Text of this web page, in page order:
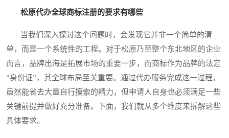
松原代办全球商标注册的要求有哪些
当我们深入探讨这个问题时，会发现它并非一个简单的清
单，而是一个系统性的工程。对于松原乃至整个东北地区的企业
而言，品牌出海是拓展市场的重要一步，而商标作为品牌的法定
“身份证”，其全球布局至关重要。通过代办服务完成这一过程，
虽然能省去大量自行摸索的精力，但申请人自身也必须满足一些
关键前提并做好充分准备。下面，我们就从多个维度来拆解这些
具体要求。